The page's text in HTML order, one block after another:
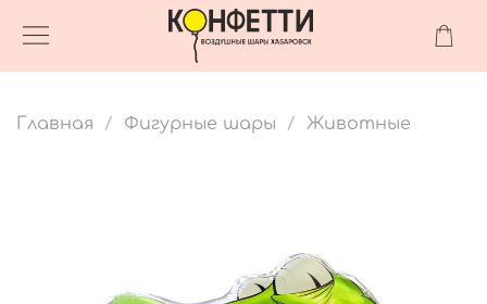
Главная Фигурные шары Животные